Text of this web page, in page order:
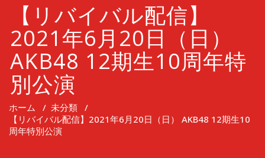
シ
ョ
ン
を
切
り
替
【リバイバル配信】
2021年6月20日（日）
AKB48 12期生10周年特
別公演
ホーム / 未分類 /
【リバイバル配信】2021年6月20日（日） AKB48 12期生10
周年特別公演